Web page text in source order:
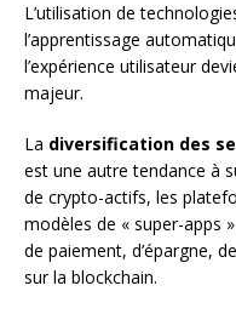
L’utilisation de
l’apprentissage
l’expérience utilisateur
majeur.
La diversification des
est une autre tendance à
de crypto-actifs, les
modèles de « super-apps
de paiement, d’épargne,
sur la blockchain.